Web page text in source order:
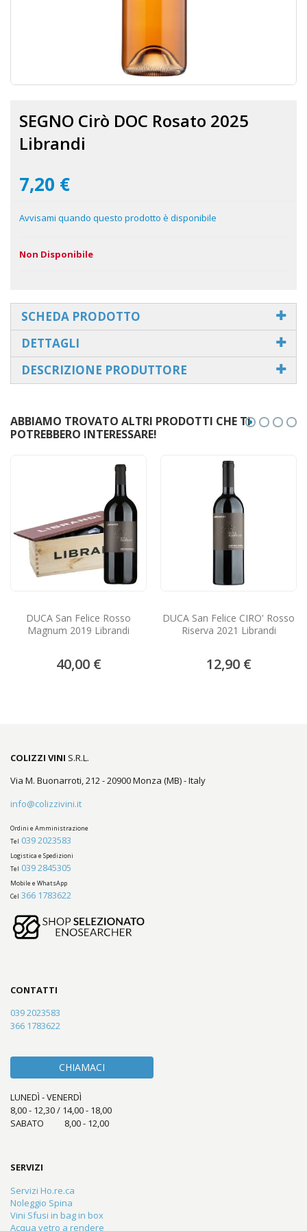
della
galleria
immagini
SEGNO Cirò DOC Rosato 2025
Librandi
7,20 €
Avvisami quando questo prodotto è disponibile
Non Disponibile
SCHEDA PRODOTTO
DETTAGLI
DESCRIZIONE PRODUTTORE
ABBIAMO TROVATO ALTRI PRODOTTI CHE TI
POTREBBERO INTERESSARE!
DUCA San Felice Rosso
Magnum 2019 Librandi
40,00 €
DUCA San Felice CIRO' Rosso
Riserva 2021 Librandi
12,90 €
COLIZZI VINI S.R.L.
Via M. Buonarroti, 212 - 20900 Monza (MB) - Italy
info@colizzivini.it
Ordini e Amministrazione
Tel 039 2023583
Logistica e Spedizioni
Tel 039 2845305
Mobile e WhatsApp
Cel 366 1783622
CONTATTI
039 2023583
366 1783622
CHIAMACI
LUNEDÌ - VENERDÌ
8,00 - 12,30 / 14,00 - 18,00
SABATO 8,00 - 12,00
SERVIZI
Servizi Ho.re.ca
Noleggio Spina
Vini Sfusi in bag in box
Acqua vetro a rendere